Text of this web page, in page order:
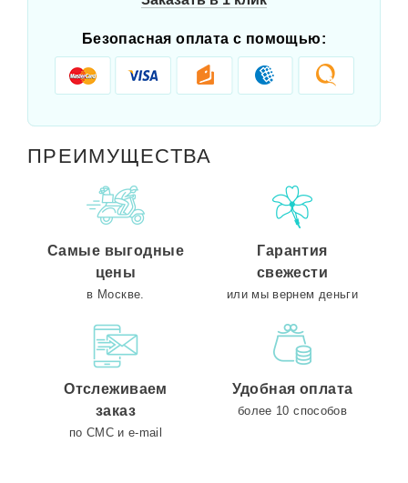
Безопасная оплата с помощью:
ПРЕИМУЩЕСТВА
Самые выгодные
цены
в Москве.
Гарантия
свежести
или мы вернем деньги
Отслеживаем
заказ
по СМС и e-mail
Удобная оплата
более 10 способов